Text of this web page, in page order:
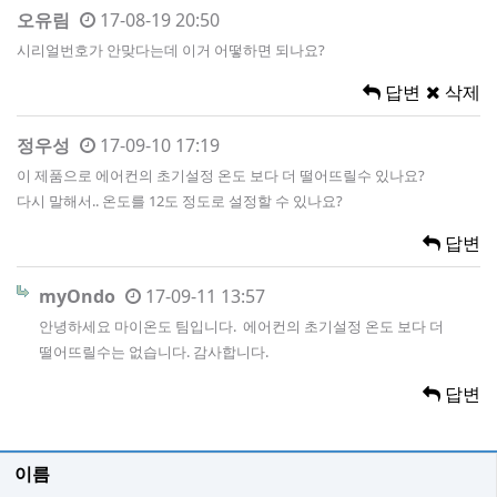
오유림 17-08-19 20:50
시리얼번호가 안맞다는데 이거 어떻하면 되나요?
답변 삭제
정우성 17-09-10 17:19
이 제품으로 에어컨의 초기설정 온도 보다 더 떨어뜨릴수 있나요?
다시 말해서.. 온도를 12도 정도로 설정할 수 있나요?
답변
myOndo 17-09-11 13:57
안녕하세요 마이온도 팀입니다. 에어컨의 초기설정 온도 보다 더
떨어뜨릴수는 없습니다. 감사합니다.
답변
이름